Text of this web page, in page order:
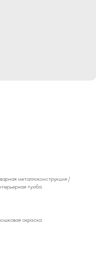
металлоконструкция /
тумба
окраска